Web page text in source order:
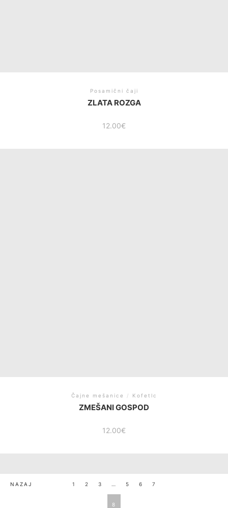
Posamični čaji
ZLATA ROZGA
12.00€
Čajne mešanice / Kofetlc
ZMEŠANI GOSPOD
12.00€
NAVIGACIJA
PRISPEVKOV
NAZAJ 1 2 3 5 6 7
8